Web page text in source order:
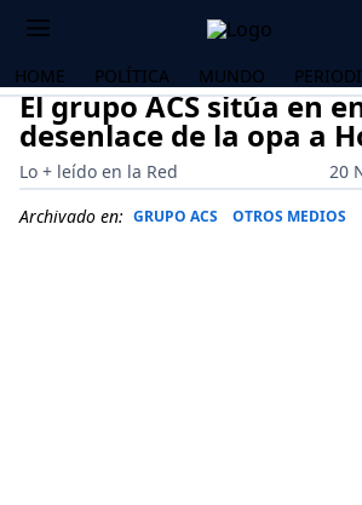
HOME POLÍTICA MUNDO
El grupo ACS sitúa en
desenlace de la opa a
Lo + leído en la Red
20
Archivado en: GRUPO ACS OTROS MEDIOS